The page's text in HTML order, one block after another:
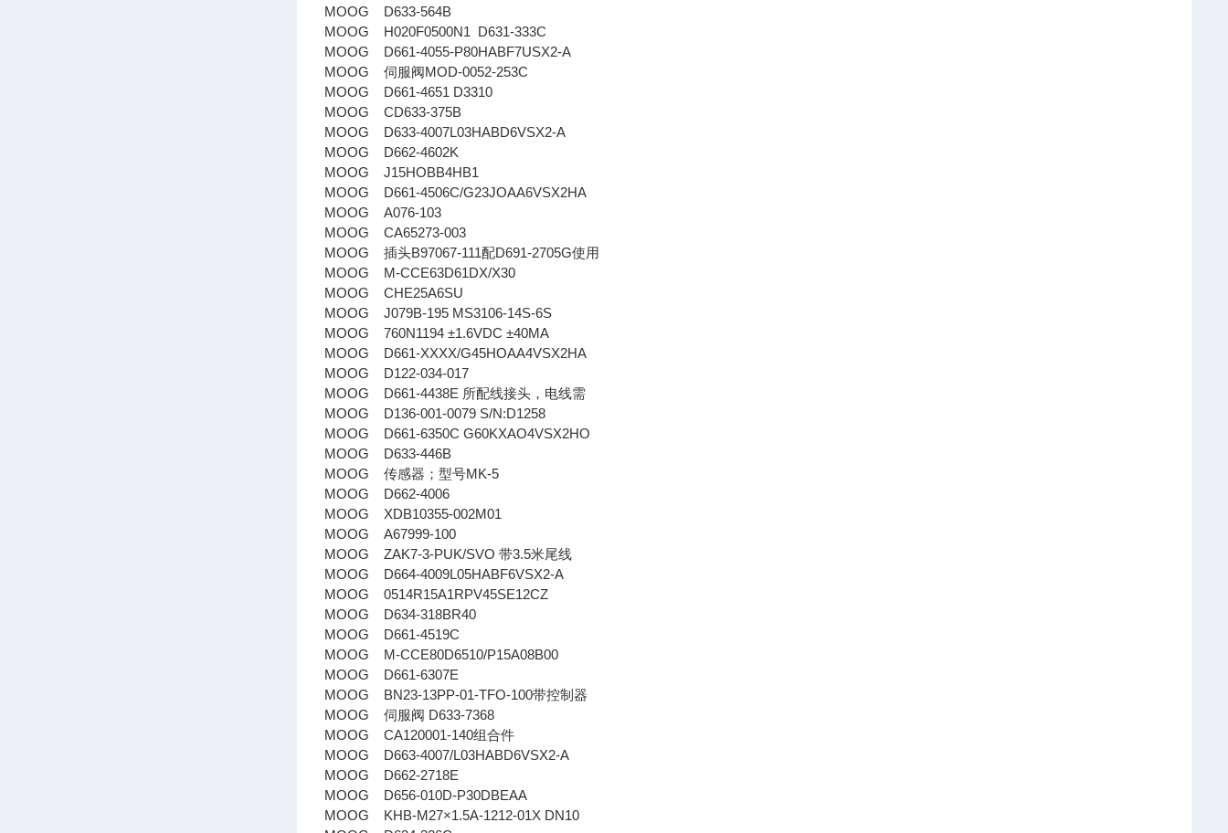
MOOG D633-564B
MOOG H020F0500N1 D631-333C
MOOG D661-4055-P80HABF7USX2-A
MOOG 伺服阀MOD-0052-253C
MOOG D661-4651 D3310
MOOG CD633-375B
MOOG D633-4007L03HABD6VSX2-A
MOOG D662-4602K
MOOG J15HOBB4HB1
MOOG D661-4506C/G23JOAA6VSX2HA
MOOG A076-103
MOOG CA65273-003
MOOG 插头B97067-111配D691-2705G使用
MOOG M-CCE63D61DX/X30
MOOG CHE25A6SU
MOOG J079B-195 MS3106-14S-6S
MOOG 760N1194 ±1.6VDC ±40MA
MOOG D661-XXXX/G45HOAA4VSX2HA
MOOG D122-034-017
MOOG D661-4438E 所配线接头，电线需
MOOG D136-001-0079 S/N:D1258
MOOG D661-6350C G60KXAO4VSX2HO
MOOG D633-446B
MOOG 传感器；型号MK-5
MOOG D662-4006
MOOG XDB10355-002M01
MOOG A67999-100
MOOG ZAK7-3-PUK/SVO 带3.5米尾线
MOOG D664-4009L05HABF6VSX2-A
MOOG 0514R15A1RPV45SE12CZ
MOOG D634-318BR40
MOOG D661-4519C
MOOG M-CCE80D6510/P15A08B00
MOOG D661-6307E
MOOG BN23-13PP-01-TFO-100带控制器
MOOG 伺服阀 D633-7368
MOOG CA120001-140组合件
MOOG D663-4007/L03HABD6VSX2-A
MOOG D662-2718E
MOOG D656-010D-P30DBEAA
MOOG KHB-M27×1.5A-1212-01X DN10